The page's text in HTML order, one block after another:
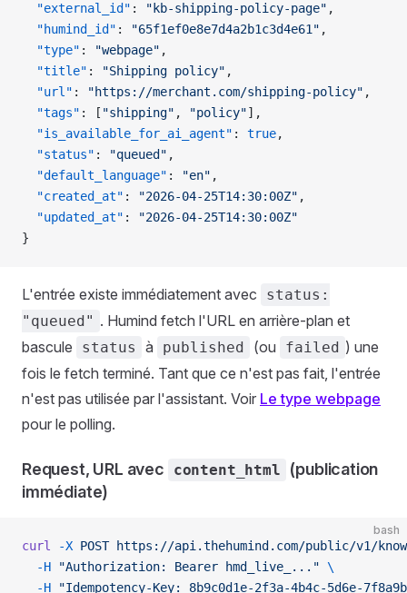
  "external_id"
: "kb-shipping-policy-page" ,
  "humind_id"
: "65f1ef0e8e7d4a2b1c3d4e61" ,
  "type"
: "webpage" ,
  "title"
: "Shipping policy" ,
  "url"
: "https://merchant.com/shipping-policy" ,
  "tags"
: [ "shipping" , "policy"],
  "is_available_for_ai_agent"
: true,
  "status"
: "queued" ,
  "default_language"
: "en" ,
  "created_at"
: "2026-04-25T14:30:00Z" ,
  "updated_at"
:
"2026-04-25T14:30:00Z"
}
L'entrée existe immédiatement avec
status:
"queued" . Humind fetch l'URL en arrière-plan et
bascule
status à published (ou failed ) une
fois le fetch terminé. Tant que ce n'est pas fait, l'entrée
n'est pas utilisée par l'assistant. Voir Le type webpage
pour le polling.
Request, URL avec content_html
(publication
immédiate)
bash
curl -X POST https://api.thehumind.com/public/v1/
  -H
"Authorization: Bearer hmd_live_..." \
  -H
"Idempotency-Key: 8b9c0d1e-2f3a-4b4c-5d6e-